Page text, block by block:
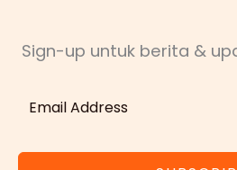
Sign-up untuk berita &